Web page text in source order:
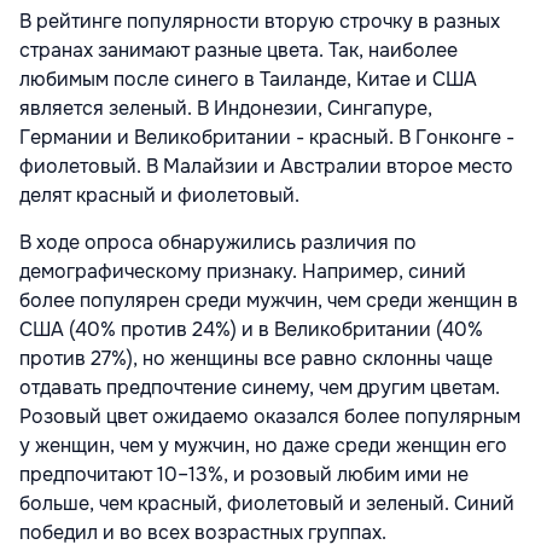
В рейтинге популярности вторую строчку в разных
странах занимают разные цвета. Так, наиболее
любимым после синего в Таиланде, Китае и США
является зеленый. В Индонезии, Сингапуре,
Германии и Великобритании - красный. В Гонконге -
фиолетовый. В Малайзии и Австралии второе место
делят красный и фиолетовый.
В ходе опроса обнаружились различия по
демографическому признаку. Например, синий
более популярен среди мужчин, чем среди женщин в
США (40% против 24%) и в Великобритании (40%
против 27%), но женщины все равно склонны чаще
отдавать предпочтение синему, чем другим цветам.
Розовый цвет ожидаемо оказался более популярным
у женщин, чем у мужчин, но даже среди женщин его
предпочитают 10–13%, и розовый любим ими не
больше, чем красный, фиолетовый и зеленый. Синий
победил и во всех возрастных группах.